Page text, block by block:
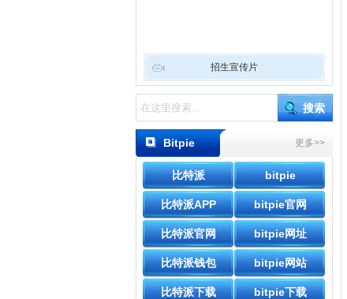
招生宣传片
Bitpie
Wallet
更多>>
比特派 bitpie
比特派APP bitpie官网
比特派官网 bitpie网址
比特派钱包 bitpie网站
比特派下载 bitpie下载